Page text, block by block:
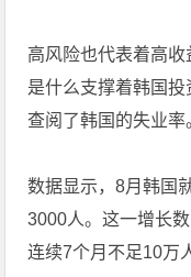
高风险也代表着高
是什么支撑着韩国
查阅了韩国的失业率
数据显示，8月韩国
3000人。这一增长
连续7个月不足10万